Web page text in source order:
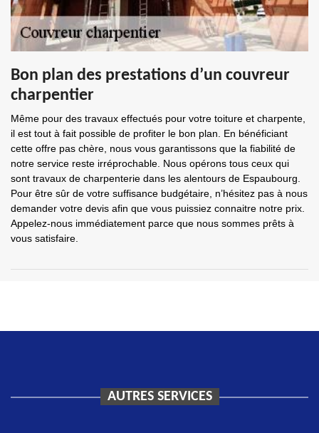
Bon plan des prestations d’un couvreur
charpentier
Même pour des travaux effectués pour votre toiture et charpente,
il est tout à fait possible de profiter le bon plan. En bénéficiant
cette offre pas chère, nous vous garantissons que la fiabilité de
notre service reste irréprochable. Nous opérons tous ceux qui
sont travaux de charpenterie dans les alentours de Espaubourg.
Pour être sûr de votre suffisance budgétaire, n’hésitez pas à nous
demander votre devis afin que vous puissiez connaitre notre prix.
Appelez-nous immédiatement parce que nous sommes prêts à
vous satisfaire.
AUTRES SERVICES